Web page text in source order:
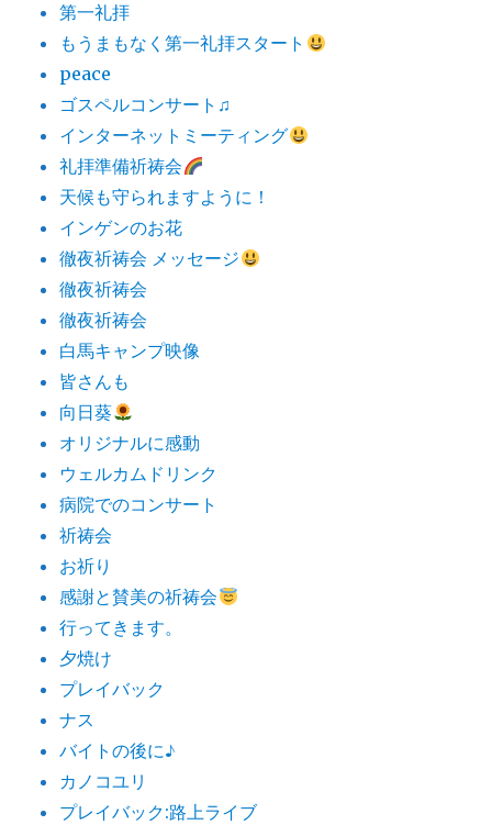
第一礼拝
もうまもなく第一礼拝スタート
peace
ゴスペルコンサート♫
インターネットミーティング
礼拝準備祈祷会
天候も守られますように！
インゲンのお花
徹夜祈祷会 メッセージ
徹夜祈祷会
徹夜祈祷会
白馬キャンプ映像
皆さんも
向日葵
オリジナルに感動
ウェルカムドリンク
病院でのコンサート
祈祷会
お祈り
感謝と賛美の祈祷会
行ってきます。
夕焼け
プレイバック
ナス
バイトの後に♪
カノコユリ
プレイバック:路上ライブ